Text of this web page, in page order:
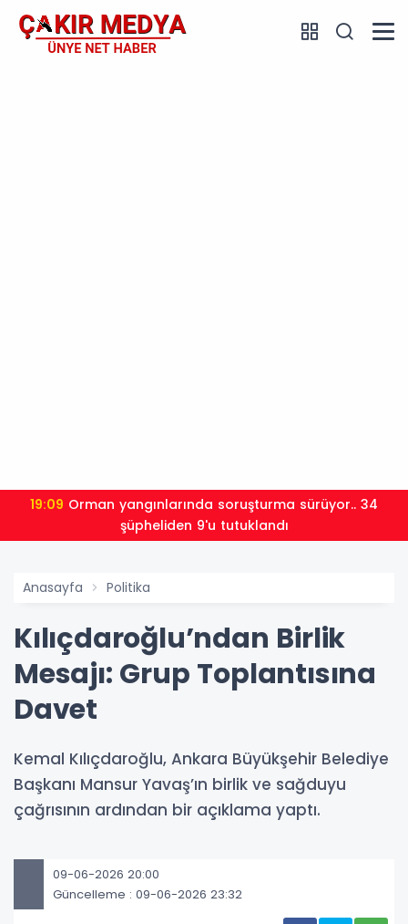
19:09
şüpheliden 9'u tutuklandı
Anasayfa Politika
Kılıçdaroğlu’ndan Birlik
Mesajı: Grup Toplantısına
Davet
Kemal Kılıçdaroğlu, Ankara Büyükşehir Belediye
Başkanı Mansur Yavaş’ın birlik ve sağduyu
çağrısının ardından bir açıklama yaptı.
09-06-2026 20:00
Güncelleme : 09-06-2026 23:32